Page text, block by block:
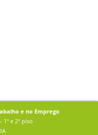
e no Emprego
1º e 2º piso